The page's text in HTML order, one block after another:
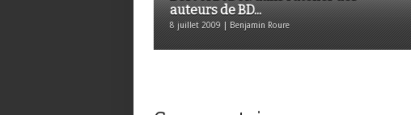
auteurs de BD...
8 juillet 2009 | Benjamin Roure